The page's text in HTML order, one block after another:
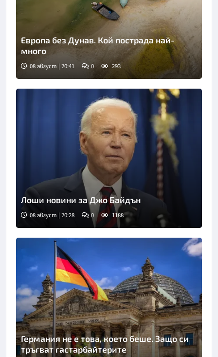
Европа без Дунав. Кой пострада най-
много
08 август | 20:41 0 293
Лоши новини за Джо Байдън
08 август | 20:28 0 1188
Германия не е това, което беше. Защо си
тръгват гастарбайтерите